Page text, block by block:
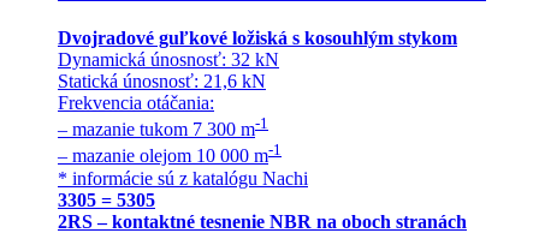
Dvojradové guľkové ložiská s kosouhlým stykom
Dynamická únosnosť: 32 kN
Statická únosnosť: 21,6 kN
Frekvencia otáčania:
– mazanie tukom 7 300 m-1
– mazanie olejom 10 000 m-1
* informácie sú z katalógu Nachi
3305 = 5305
2RS – kontaktné tesnenie NBR na oboch stranách